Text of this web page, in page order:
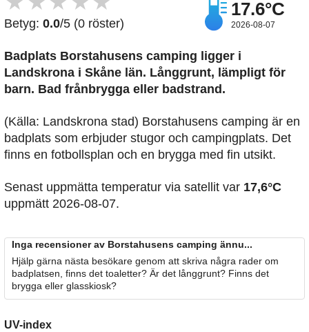
Betyg: 0.0/5 (0 röster)
17.6°C
2026-08-07
Badplats Borstahusens camping ligger i
Landskrona i Skåne län. Långgrunt, lämpligt för
barn. Bad frånbrygga eller badstrand.
(Källa: Landskrona stad) Borstahusens camping är en
badplats som erbjuder stugor och campingplats. Det
finns en fotbollsplan och en brygga med fin utsikt.
Senast uppmätta temperatur via satellit var 17,6°C
uppmätt 2026-08-07.
Inga recensioner av Borstahusens camping ännu...
Hjälp gärna nästa besökare genom att skriva några rader om
badplatsen, finns det toaletter? Är det långgrunt? Finns det
brygga eller glasskiosk?
UV-index